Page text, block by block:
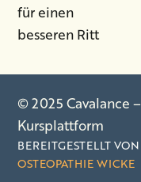
für einen
besseren Ritt
© 2025 Cavalance –
Kursplattform
BEREITGESTELLT VON
OSTEOPATHIE WICKE